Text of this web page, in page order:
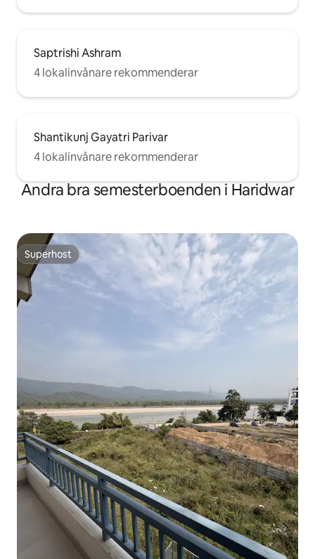
Saptrishi Ashram
4 lokalinvånare rekommenderar
Shantikunj Gayatri Parivar
4 lokalinvånare rekommenderar
Andra bra semesterboenden i Haridwar
Superhost
Superhost